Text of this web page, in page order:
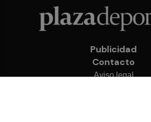
Publicidad
Contacto
Aviso legal